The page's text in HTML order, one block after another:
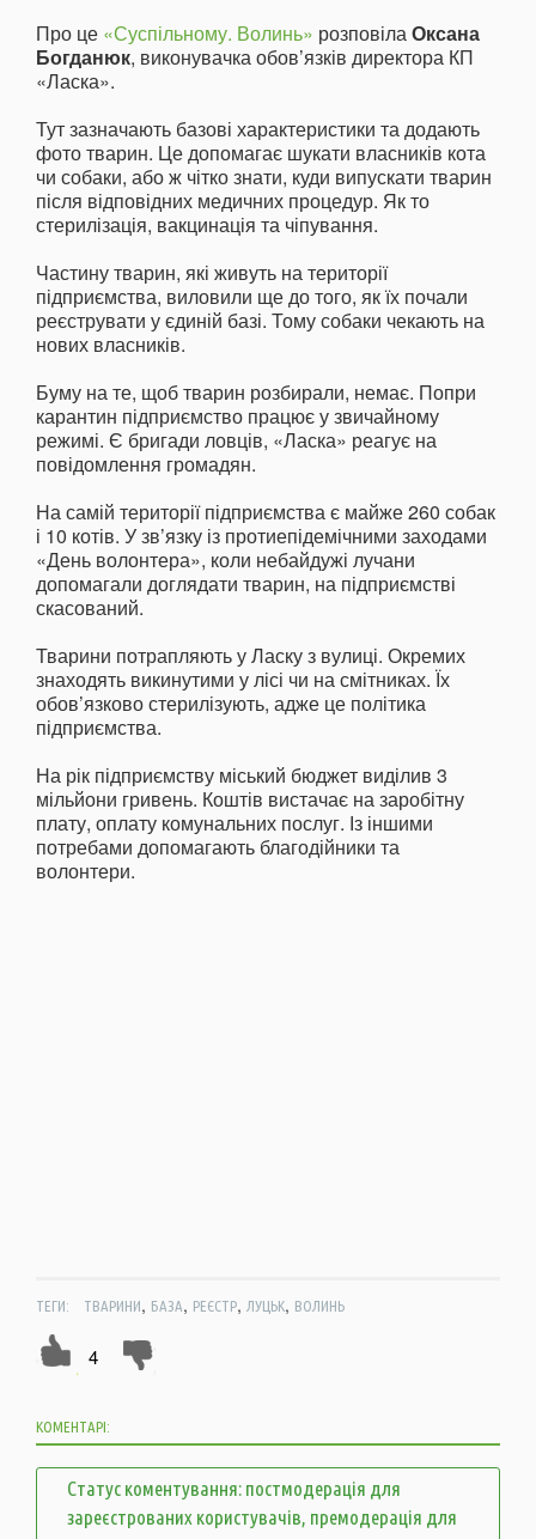
Про це «Суспільному. Волинь» розповілаОксана
Богданюк, виконувачка обов’язків директора КП
«Ласка».
Тут зазначають базові характеристики та додають
фото тварин. Це допомагає шукати власників кота
чи собаки, або ж чітко знати, куди випускати тварин
після відповідних медичних процедур. Як то
стерилізація, вакцинація та чіпування.
Частину тварин, які живуть на території
підприємства, виловили ще до того, як їх почали
реєструвати у єдиній базі. Тому собаки чекають на
нових власників.
Буму на те, щоб тварин розбирали, немає. Попри
карантин підприємство працює у звичайному
режимі. Є бригади ловців, «Ласка» реагує на
повідомлення громадян.
На самій території підприємства є майже 260 собак
і 10 котів. У зв’язку із протиепідемічними заходами
«День волонтера», коли небайдужі лучани
допомагали доглядати тварин, на підприємстві
скасований.
Тварини потрапляють у Ласку з вулиці. Окремих
знаходять викинутими у лісі чи на смітниках. Їх
обов’язково стерилізують, адже це політика
підприємства.
На рік підприємству міський бюджет виділив 3
мільйони гривень. Коштів вистачає на заробітну
плату, оплату комунальних послуг. Із іншими
потребами допомагають благодійники та
волонтери.
ТЕГИ: ТВАРИНИ, БАЗА, РЕЄСТР, ЛУЦЬК, ВОЛИНЬ
4
КОМЕНТАРІ:
Статус коментування: постмодерація для
зареєстрованих користувачів, премодерація для